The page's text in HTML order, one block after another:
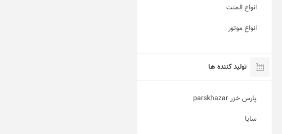
انواع المنت
انواع موتور
تولید کننده ها
پارس خزر parskhazar
سایا